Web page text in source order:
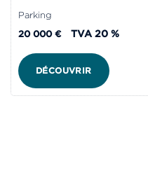
Parking
20 000 €
TVA 20 %
DÉCOUVRIR